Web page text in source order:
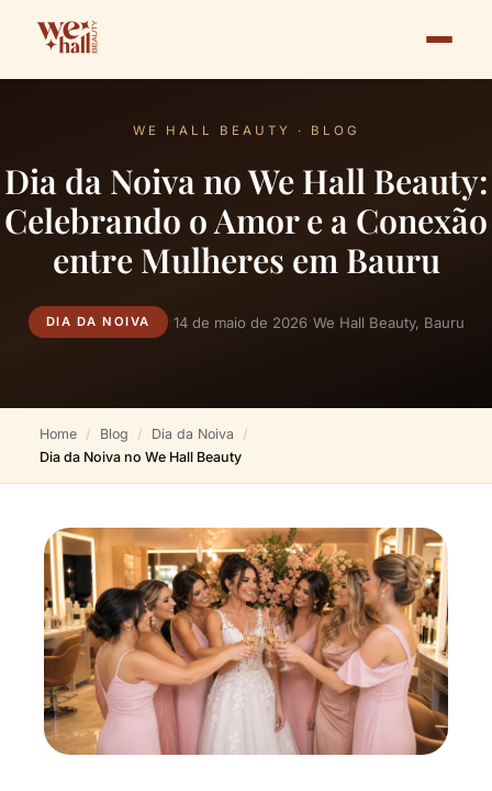
WE HALL BEAUTY · BLOG
Dia da Noiva no We Hall Beauty:
Celebrando o Amor e a Conexão
entre Mulheres em Bauru
DIA DA NOIVA ·14 de maio de 2026·We Hall Beauty, Bauru
Home Blog
Dia da Noiva
Dia da Noiva no We Hall Beauty